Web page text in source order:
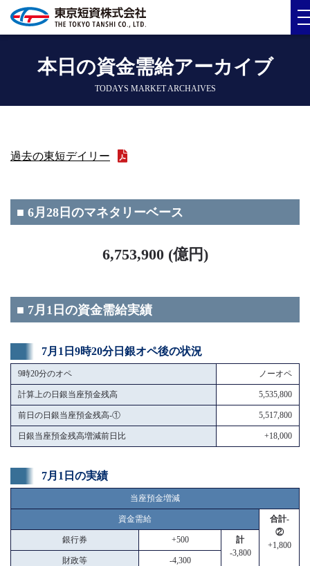
本日の資金需給アーカイブ
TODAYS MARKET ARCHAIVES
過去の東短デイリー
■ 6月28日のマネタリーベース
6,753,900 (億円)
■ 7月1日の資金需給実績
7月1日9時20分日銀オペ後の状況
9時20分のオペ ノーオペ
計算上の日銀当座預金残高 5,535,800
前日の日銀当座預金残高-① 5,517,800
日銀当座預金残高増減前日比 +18,000
7月1日の実績
当座預金増減
資金需給
合計-
②
+1,800
銀行券 +500
計
-3,800
財政等 -4,300